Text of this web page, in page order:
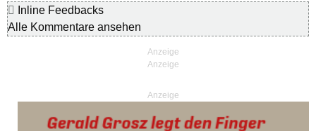
Inline Feedbacks
Alle Kommentare ansehen
Anzeige